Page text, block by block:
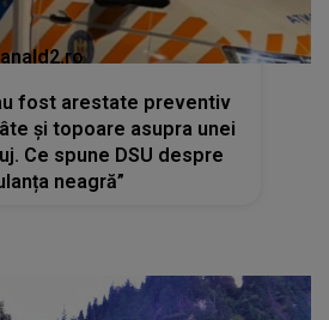
fost arestate preventiv
și topoare asupra unei
Ce spune DSU despre
neagră”